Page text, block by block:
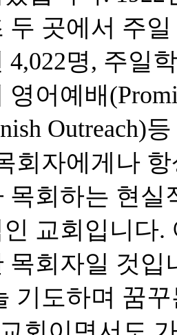
두 곳에서 주
4,022명, 주일
어예배
Outreach)
회자에게나
목회하는 현
교회입니다
목회자일 것
기도하며 꿈